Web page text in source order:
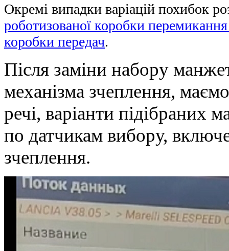
Окремі випадки варіацій похибок
роботизованої коробки
коробки передач.
Після заміни набору
механізма зчеплення,
речі, варіанти
по датчикам вибору,
зчеплення.